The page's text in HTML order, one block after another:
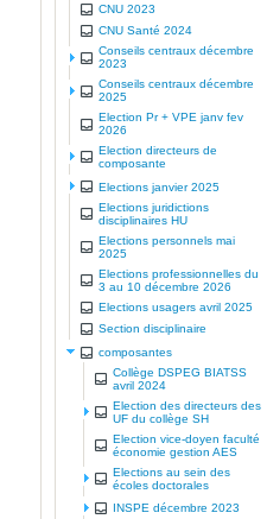
CNU 2023
CNU Santé 2024
Conseils centraux décembre
2023
Conseils centraux décembre
2025
Election Pr + VPE janv fev
2026
Election directeurs de
composante
Elections janvier 2025
Elections juridictions
disciplinaires HU
Elections personnels mai
2025
Elections professionnelles du
3 au 10 décembre 2026
Elections usagers avril 2025
Section disciplinaire
composantes
Collège DSPEG BIATSS
avril 2024
Election des directeurs des
UF du collège SH
Election vice-doyen faculté
économie gestion AES
Elections au sein des
écoles doctorales
INSPE décembre 2023